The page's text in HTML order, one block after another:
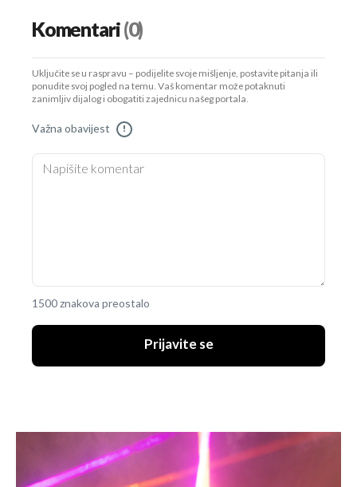
Komentari(0)
Uključite se u raspravu – podijelite svoje mišljenje, postavite pitanja ili
ponudite svoj pogled na temu. Vaš komentar može potaknuti
zanimljiv dijalog i obogatiti zajednicu našeg portala.
Važna obavijest !
1500 znakova preostalo
Prijavite se